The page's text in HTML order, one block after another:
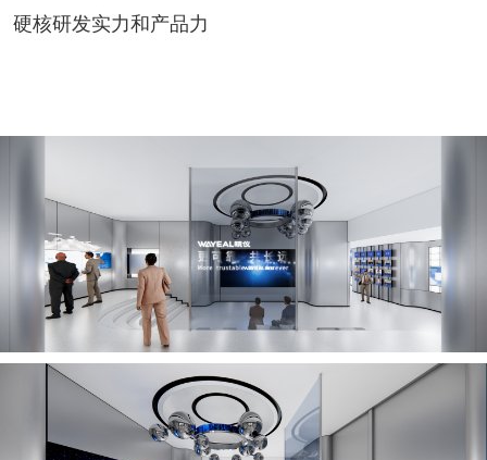
硬核研发实力和产品力